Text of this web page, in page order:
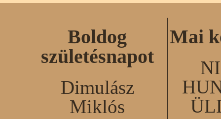
Boldog
születésnapot
Dimulász
Miklós
Mai